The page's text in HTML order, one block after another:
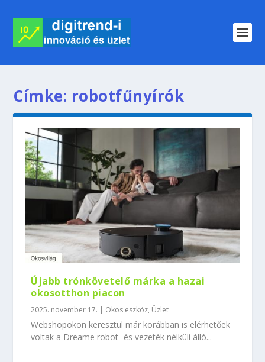
Címke: robotfűnyírók
Újabb trónkövetelő márka a hazai
okosotthon piacon
2025. november 17. | Okos eszköz, Üzlet
Webshopokon keresztül már korábban is elérhetőek
voltak a Dreame robot- és vezeték nélküli álló...